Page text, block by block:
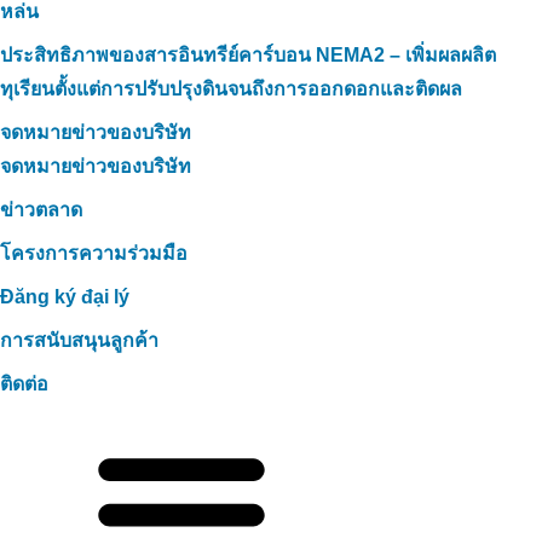
หล่น
ประสิทธิภาพของสารอินทรีย์คาร์บอน NEMA2 – เพิ่มผลผลิต
ทุเรียนตั้งแต่การปรับปรุงดินจนถึงการออกดอกและติดผล
จดหมายข่าวของบริษัท
จดหมายข่าวของบริษัท
ข่าวตลาด
โครงการความร่วมมือ
Đăng ký đại lý
การสนับสนุนลูกค้า
ติดต่อ